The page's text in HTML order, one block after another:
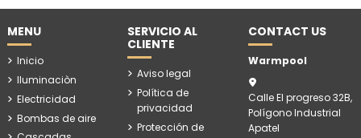
MENU
Inicio
Iluminaciòn
Electricidad
Bombas de aire
SERVICIO AL
CLIENTE
Aviso legal
Política de
privacidad
Protección de
CONTACT US
Warmpool
Calle El progreso 32B,
Polígono Industrial
Apatel